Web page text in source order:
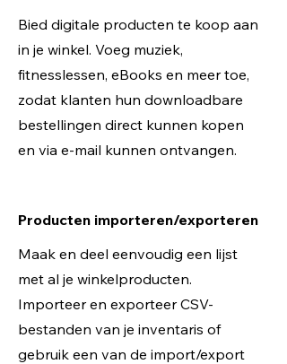
Bied digitale producten te koop aan
in je winkel. Voeg muziek,
fitnesslessen, eBooks en meer toe,
zodat klanten hun downloadbare
bestellingen direct kunnen kopen
en via e-mail kunnen ontvangen.
Producten importeren/exporteren
Maak en deel eenvoudig een lijst
met al je winkelproducten.
Importeer en exporteer CSV-
bestanden van je inventaris of
gebruik een van de import/export